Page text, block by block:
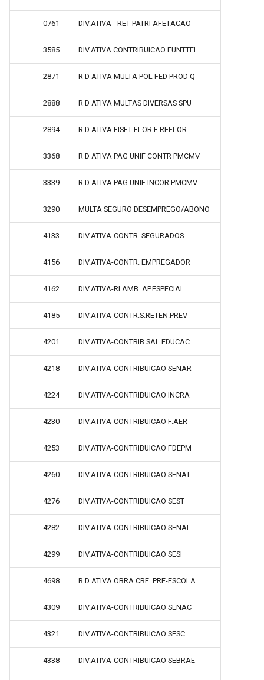
0761 DIV.ATIVA - RET PATRI AFETACAO
3585 DIV.ATIVA CONTRIBUICAO FUNTTEL
2871 R D ATIVA MULTA POL FED PROD Q
2888 R D ATIVA MULTAS DIVERSAS SPU
2894 R D ATIVA FISET FLOR E REFLOR
3368 R D ATIVA PAG UNIF CONTR PMCMV
3339 R D ATIVA PAG UNIF INCOR PMCMV
3290 MULTA SEGURO DESEMPREGO/ABONO
4133 DIV.ATIVA-CONTR. SEGURADOS
4156 DIV.ATIVA-CONTR. EMPREGADOR
4162 DIV.ATIVA-RI.AMB. AP.ESPECIAL
4185 DIV.ATIVA-CONTR.S.RETEN.PREV
4201 DIV.ATIVA-CONTRIB.SAL.EDUCAC
4218 DIV.ATIVA-CONTRIBUICAO SENAR
4224 DIV.ATIVA-CONTRIBUICAO INCRA
4230 DIV.ATIVA-CONTRIBUICAO F.AER
4253 DIV.ATIVA-CONTRIBUICAO FDEPM
4260 DIV.ATIVA-CONTRIBUICAO SENAT
4276 DIV.ATIVA-CONTRIBUICAO SEST
4282 DIV.ATIVA-CONTRIBUICAO SENAI
4299 DIV.ATIVA-CONTRIBUICAO SESI
4698 R D ATIVA OBRA CRE. PRE-ESCOLA
4309 DIV.ATIVA-CONTRIBUICAO SENAC
4321 DIV.ATIVA-CONTRIBUICAO SESC
4338 DIV.ATIVA-CONTRIBUICAO SEBRAE